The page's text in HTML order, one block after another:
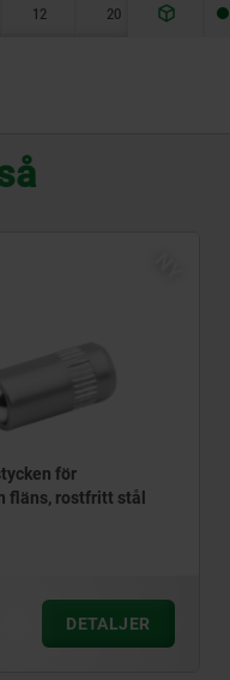
12 20
för
fläns, rostfritt stål
DETALJER